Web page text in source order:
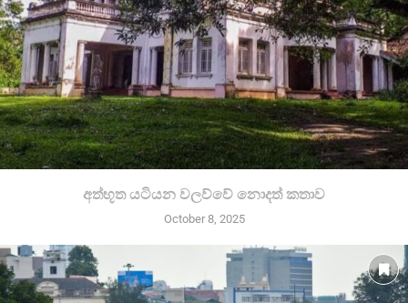
අත්භූත යටියන වලව්වේ නොදත් කතාව
October 8, 2025